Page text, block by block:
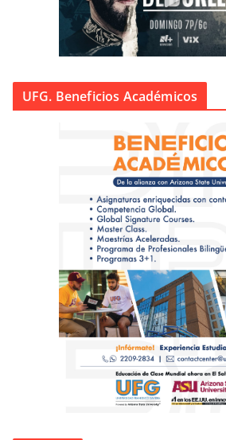
UFG. Beneficios Académicos